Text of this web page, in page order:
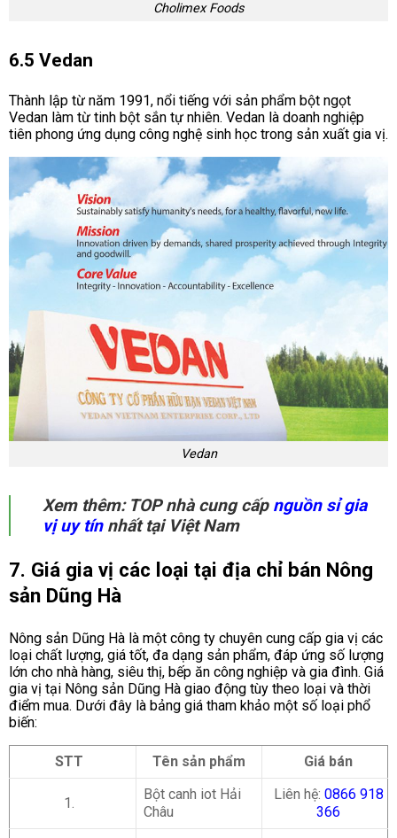
Cholimex Foods
6.5 Vedan
Thành lập từ năm 1991, nổi tiếng với sản phẩm bột ngọt
Vedan làm từ tinh bột sắn tự nhiên. Vedan là doanh nghiệp
tiên phong ứng dụng công nghệ sinh học trong sản xuất gia vị.
Vedan
Xem thêm: TOP nhà cung cấp nguồn sỉ gia
vị uy tínnhất tại Việt Nam
7. Giá gia vị các loại tại địa chỉ bán Nông
sản Dũng Hà
Nông sản Dũng Hà là một công ty chuyên cung cấp gia vị các
loại chất lượng, giá tốt, đa dạng sản phẩm, đáp ứng số lượng
lớn cho nhà hàng, siêu thị, bếp ăn công nghiệp và gia đình. Giá
gia vị tại Nông sản Dũng Hà giao động tùy theo loại và thời
điểm mua. Dưới đây là bảng giá tham khảo một số loại phổ
biến:
STT Tên sản phẩm Giá bán
1.
Bột canh iot Hải
Châu
Liên hệ: 0866 918
366